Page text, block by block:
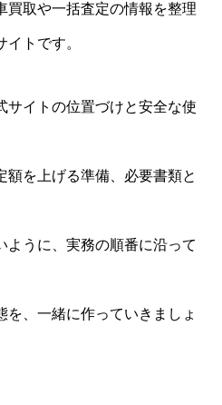
買取や一括査定の情報を整理
トです。
サイトの位置づけと安全な使
額を上げる準備、必要書類と
ように、実務の順番に沿って
、一緒に作っていきましょ